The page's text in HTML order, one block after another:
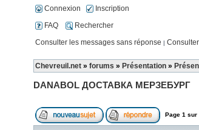
Connexion
Inscription
FAQ
Rechercher
Consulter les messages sans réponse |
Chevreuil.net » forums » Présentation »
DANABOL ДОСТАВКА МЕРЗЕБУРГ
Page 1 sur